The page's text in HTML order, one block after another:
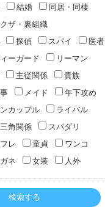
結婚
同居・同棲
ザ・裏組織
探偵 スパイ
医者
ーガード
リーマン
主従関係
貴族
メイド
年下攻め
カップル
ライバル
三角関係
スパダリ
レ 童貞
ワンコ
ネ 女装 人外
検索する